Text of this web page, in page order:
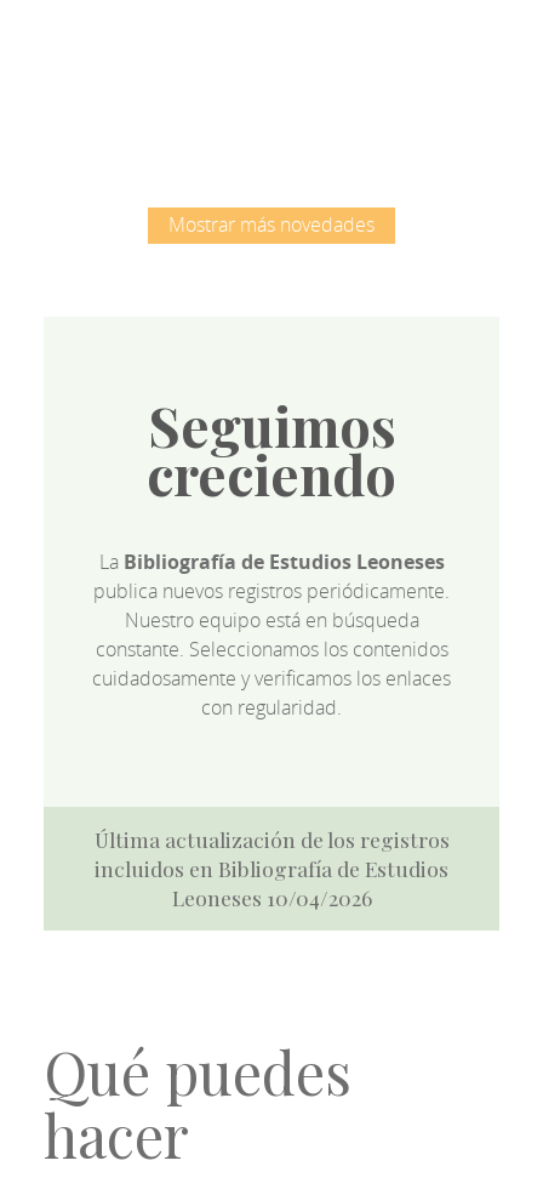
Mostrar más novedades
Seguimos
creciendo
La Bibliografía de Estudios Leoneses
publica nuevos registros periódicamente.
Nuestro equipo está en búsqueda
constante. Seleccionamos los contenidos
cuidadosamente y verificamos los enlaces
con regularidad.
Última actualización de los registros
incluidos en Bibliografía de Estudios
Leoneses 10/04/2026
Qué puedes
hacer